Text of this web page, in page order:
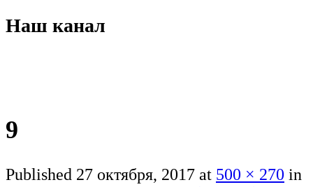
Наш канал
9
Published 27 октября, 2017 at 500 × 270 in